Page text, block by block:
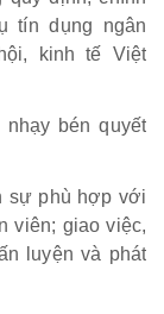
tín dụng ngân
kinh tế Việt
bén quyết
sự phù hợp với
viên; giao việc,
luyện và phát